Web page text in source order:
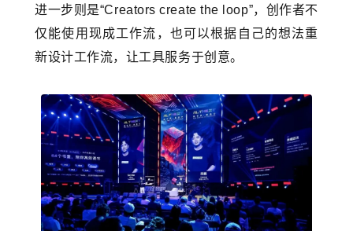
进一步则是“Creators create the loop”，创作者不
仅能使用现成工作流，也可以根据自己的想法重
新设计工作流，让工具服务于创意。